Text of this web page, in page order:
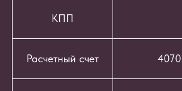
КПП
Расчетный счет